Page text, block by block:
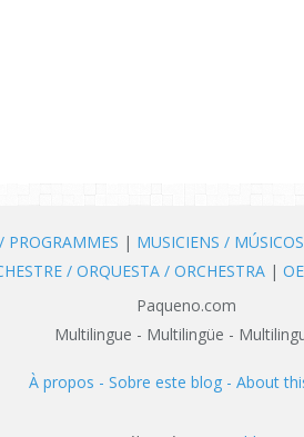
PROGRAMMES | MUSICIENS /
/ ORQUESTA / ORCHESTRA |
Paqueno.com
Multilingue - Multilingüe -
À propos - Sobre este blog - About